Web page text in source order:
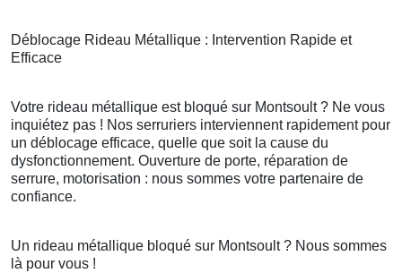
Déblocage Rideau Métallique : Intervention Rapide et
Efficace
Votre rideau métallique est bloqué sur Montsoult ? Ne vous
inquiétez pas ! Nos serruriers interviennent rapidement pour
un déblocage efficace, quelle que soit la cause du
dysfonctionnement. Ouverture de porte, réparation de
serrure, motorisation : nous sommes votre partenaire de
confiance.
Un rideau métallique bloqué sur Montsoult ? Nous sommes
là pour vous !